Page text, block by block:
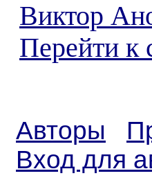
Виктор
Перейти к
Авторы
Вход для